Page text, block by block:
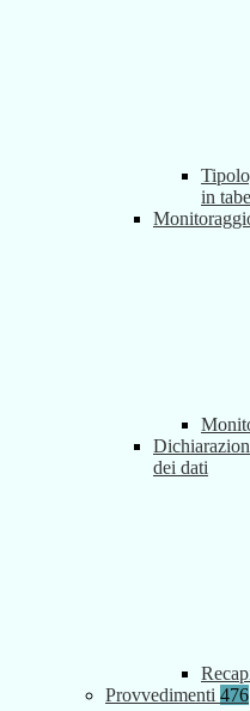
in
dei dati
Provvedimenti 476